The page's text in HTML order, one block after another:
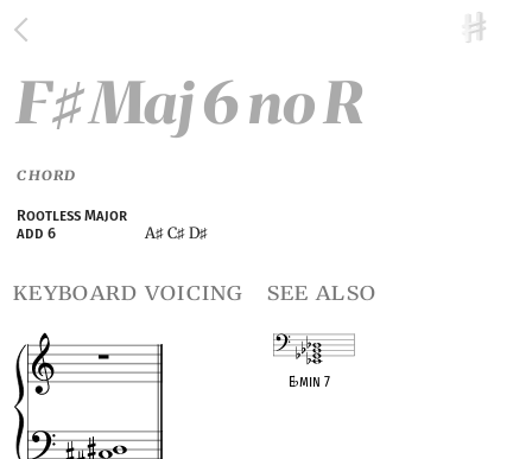
F♯Maj 6 no R
CHORD
Rootless Major
add 6
A♯ C♯ D♯
keyboard voicing see also
E♭min 7